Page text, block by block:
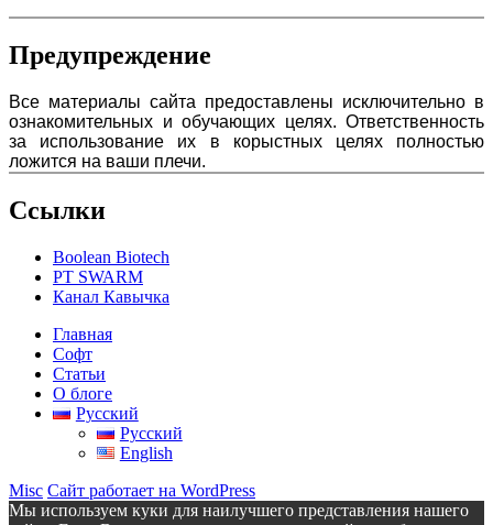
Предупреждение
Все материалы сайта предоставлены исключительно в
ознакомительных и обучающих целях. Ответственность
за использование их в корыстных целях полностью
ложится на ваши плечи.
Ссылки
Boolean Biotech
PT SWARM
Канал Кавычка
Главная
Софт
Статьи
О блоге
Русский
Русский
English
Misc Сайт работает на WordPress
Мы используем куки для наилучшего представления нашего